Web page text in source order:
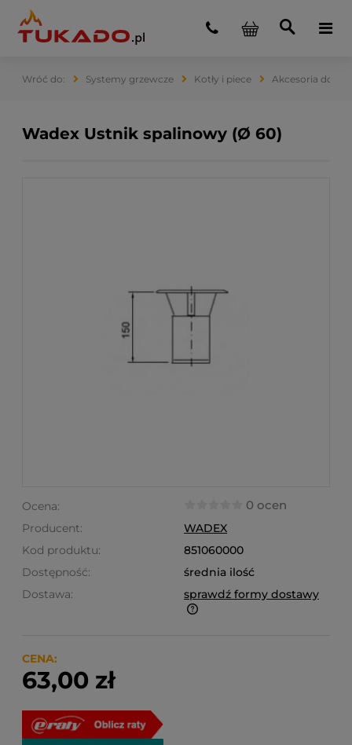
Systemy grzewcze Kotły i piece Akcesoria do
Wadex Ustnik spalinowy (Ø 60)
Ocena: 0 ocen
Producent:
WADEX
Kod produktu:
851060000
Dostępność:
średnia ilość
Dostawa:
sprawdź formy dostawy
produktów które się w nim znajdują.
CENA:
63,00 zł